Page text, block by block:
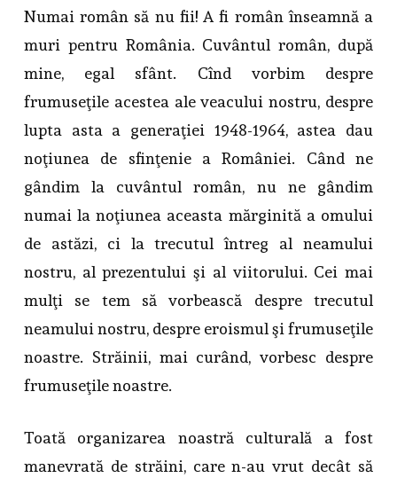
Numai român să nu fii! A fi român înseamnă a
muri pentru România. Cuvântul român, după
mine, egal sfânt. Cînd vorbim despre
frumuseţile acestea ale veacului nostru, despre
lupta asta a generaţiei 1948-1964, astea dau
noţiunea de sfinţenie a României. Când ne
gândim la cuvântul român, nu ne gândim
numai la noţiunea aceasta mărginită a omului
de astăzi, ci la trecutul întreg al neamului
nostru, al prezentului şi al viitorului. Cei mai
mulţi se tem să vorbească despre trecutul
neamului nostru, despre eroismul şi frumuseţile
noastre. Străinii, mai curând, vorbesc despre
frumuseţile noastre.
Toată organizarea noastră culturală a fost
manevrată de străini, care n-au vrut decât să